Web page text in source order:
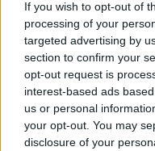
If you wish to opt-out of
processing of your
targeted advertising by
section to confirm your
opt-out request is
interest-based ads
us or personal
your opt-out. You may
disclosure of your